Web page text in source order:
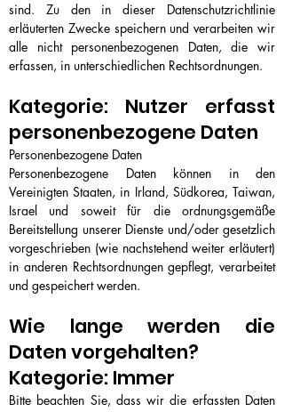
sind. Zu den in dieser Datenschutzrichtlinie
erläuterten Zwecke speichern und verarbeiten wir
alle nicht personenbezogenen Daten, die wir
erfassen, in unterschiedlichen Rechtsordnungen.
Kategorie: Nutzer erfasst
personenbezogene Daten
Personenbezogene Daten
Personenbezogene Daten können in den
Vereinigten Staaten, in Irland, Südkorea, Taiwan,
Israel und soweit für die ordnungsgemäße
Bereitstellung unserer Dienste und/oder gesetzlich
vorgeschrieben (wie nachstehend weiter erläutert)
in anderen Rechtsordnungen gepflegt, verarbeitet
und gespeichert werden.
Wie lange werden die
Daten vorgehalten?
Kategorie: Immer
Bitte beachten Sie, dass wir die erfassten Daten